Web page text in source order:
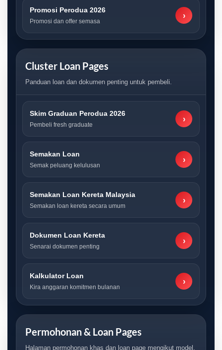
Promosi Perodua 2026
Promosi dan offer semasa
›
Cluster Loan Pages
Panduan loan dan dokumen penting untuk pembeli.
Skim Graduan Perodua 2026
Pembeli fresh graduate
›
Semakan Loan
Semak peluang kelulusan
›
Semakan Loan Kereta Malaysia
Semakan loan kereta secara umum
›
Dokumen Loan Kereta
Senarai dokumen penting
›
Kalkulator Loan
Kira anggaran komitmen bulanan
›
Permohonan & Loan Pages
Halaman permohonan khas dan loan page mengikut model.